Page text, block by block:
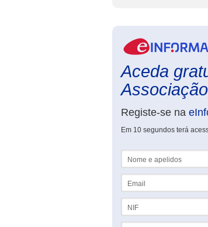
Aceda
Registe-se na
Em 10 segundos terá